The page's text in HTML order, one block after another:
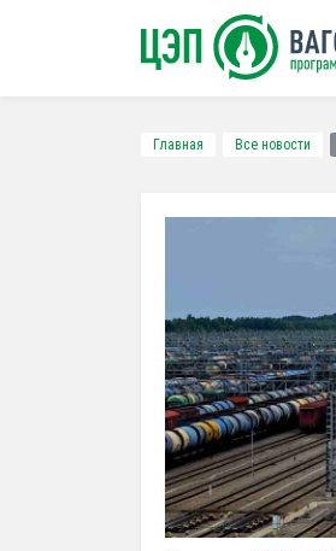
Главная Все новости